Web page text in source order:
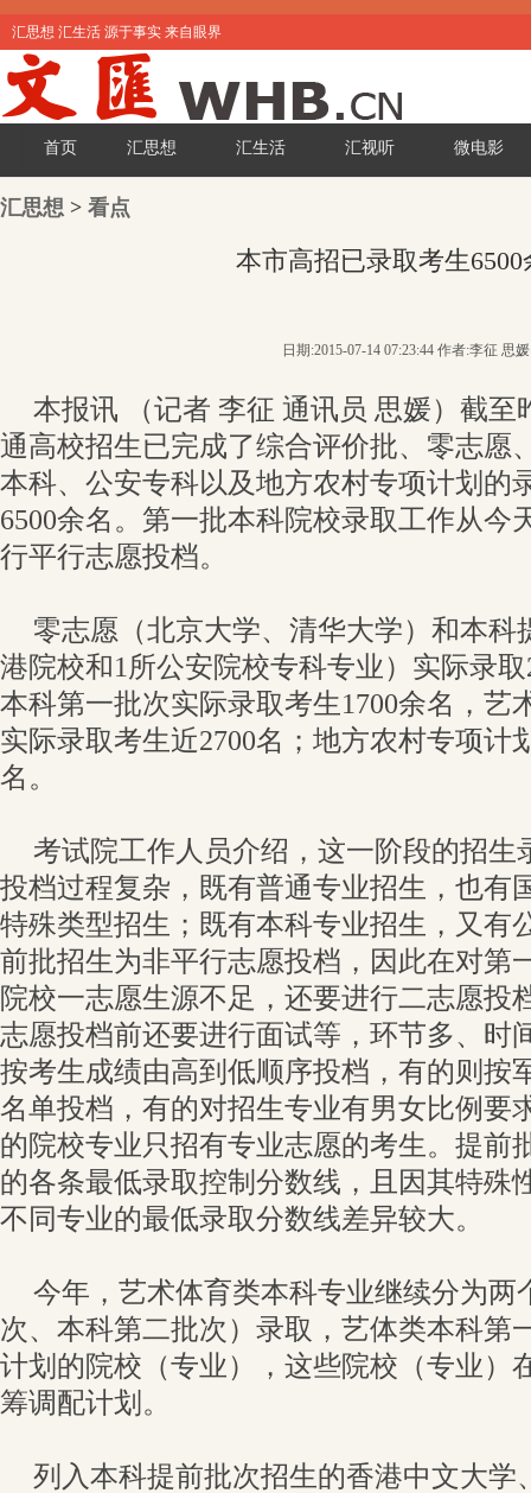
汇思想 汇生活 源于事实 来自眼界
首页 汇思想 汇生活 汇视听 微电影
汇思想 > 看点
本市高招已录取考生6500
日期:2015-07-14 07:23:44 作者:李征 思媛
本报讯 （记者 李征 通讯员 思媛）截至
通高校招生已完成了综合评价批、零志愿
本科、公安专科以及地方农村专项计划的
6500余名。第一批本科院校录取工作从今
行平行志愿投档。
零志愿（北京大学、清华大学）和本科
港院校和1所公安院校专科专业）实际录
本科第一批次实际录取考生1700余名，艺
实际录取考生近2700名；地方农村专项计
名。
考试院工作人员介绍，这一阶段的招生
投档过程复杂，既有普通专业招生，也有
特殊类型招生；既有本科专业招生，又有
前批招生为非平行志愿投档，因此在对第
院校一志愿生源不足，还要进行二志愿投
志愿投档前还要进行面试等，环节多、时
按考生成绩由高到低顺序投档，有的则按
名单投档，有的对招生专业有男女比例要
的院校专业只招有专业志愿的考生。提前
的各条最低录取控制分数线，且因其特殊
不同专业的最低录取分数线差异较大。
今年，艺术体育类本科专业继续分为两
次、本科第二批次）录取，艺体类本科第
计划的院校（专业），这些院校（专业）
筹调配计划。
列入本科提前批次招生的香港中文大学